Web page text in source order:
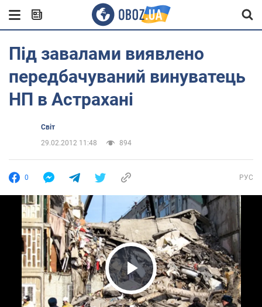
Під завалами виявлено
передбачуваний винуватець
НП в Астрахані
Світ
29.02.2012 11:48
894
0 РУС
Play Video